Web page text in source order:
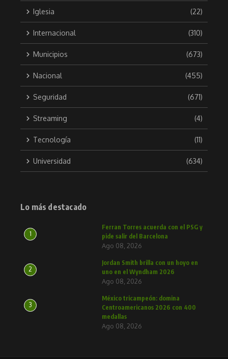
Iglesia (22)
Internacional (310)
Municipios (673)
Nacional (455)
Seguridad (671)
Streaming (4)
Tecnología (11)
Universidad (634)
Lo más destacado
1
Ferran Torres acuerda con el PSG y
pide salir del Barcelona
Ago 08, 2026
2
Jordan Smith brilla con un hoyo en
uno en el Wyndham 2026
Ago 08, 2026
3
México tricampeón: domina
Centroamericanos 2026 con 400
medallas
Ago 08, 2026